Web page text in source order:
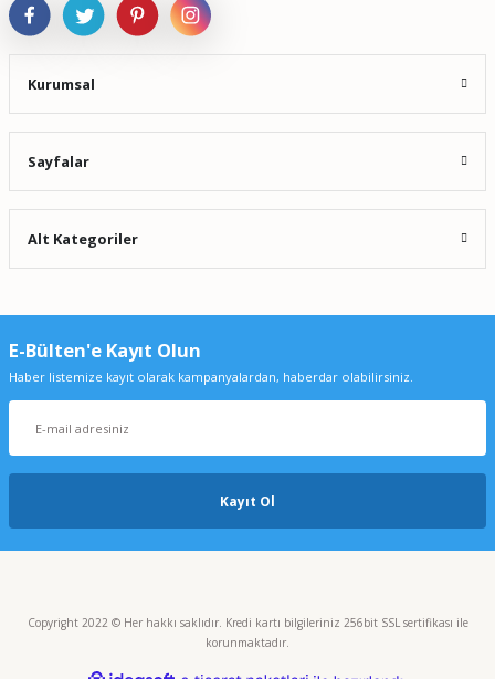
Kurumsal
Sayfalar
Alt Kategoriler
E-Bülten'e Kayıt Olun
Haber listemize kayıt olarak kampanyalardan, haberdar olabilirsiniz.
Kayıt Ol
Copyright 2022 © Her hakkı saklıdır. Kredi kartı bilgileriniz 256bit SSL sertifikası ile
korunmaktadır.